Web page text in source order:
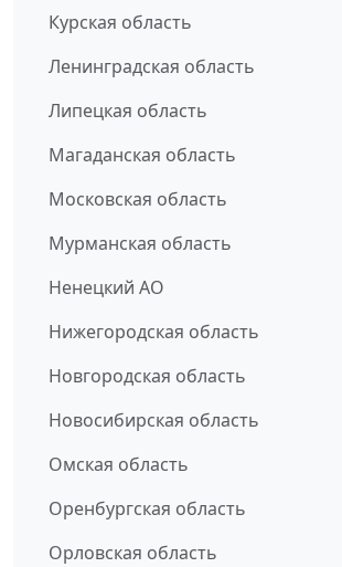
Курская область
Ленинградская область
Липецкая область
Магаданская область
Московская область
Мурманская область
Ненецкий АО
Нижегородская область
Новгородская область
Новосибирская область
Омская область
Оренбургская область
Орловская область